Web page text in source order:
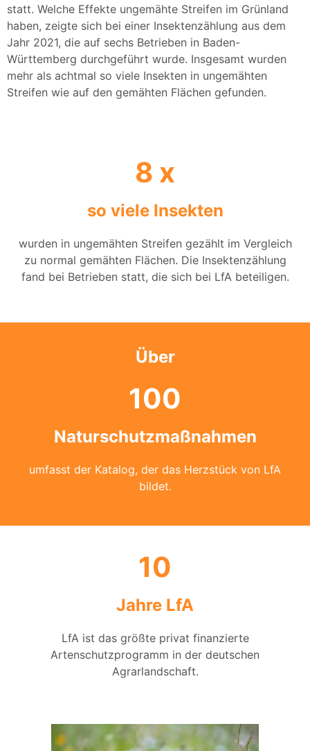
statt. Welche Effekte ungemähte Streifen im Grünland
haben, zeigte sich bei einer Insektenzählung aus dem
Jahr 2021, die auf sechs Betrieben in Baden-
Württemberg durchgeführt wurde. Insgesamt wurden
mehr als achtmal so viele Insekten in ungemähten
Streifen wie auf den gemäh­ten Flächen gefunden.
so viele Insekten
8 x
wurden in ungemähten Streifen gezählt im Vergleich
zu normal gemähten Flächen. Die Insektenzählung
fand bei Betrieben statt, die sich bei LfA beteiligen.
Über
Naturschutzmaßnahmen
100
umfasst der Katalog, der das Herzstück von LfA
bildet.
Jahre LfA
10
LfA ist das größte privat finanzierte
Artenschutzprogramm in der deutschen
Agrarlandschaft.